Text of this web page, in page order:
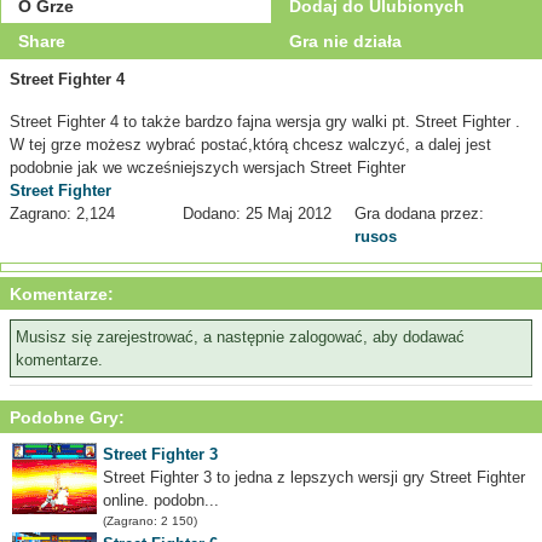
O Grze
Dodaj do Ulubionych
Share
Gra nie działa
Street Fighter 4
Street Fighter 4 to także bardzo fajna wersja gry walki pt. Street Fighter .
W tej grze możesz wybrać postać,którą chcesz walczyć, a dalej jest
podobnie jak we wcześniejszych wersjach Street Fighter
Street Fighter
Zagrano: 2,124
Dodano: 25 Maj 2012
Gra dodana przez:
rusos
Komentarze:
Musisz się zarejestrować, a następnie zalogować, aby dodawać
komentarze.
Podobne Gry:
Street Fighter 3
Street Fighter 3 to jedna z lepszych wersji gry Street Fighter
online. podobn...
(Zagrano: 2 150)